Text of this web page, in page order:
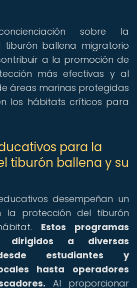
sobre la
tiburón ballena migratorio
a la promoción de
más efectivas y al
áreas marinas protegidas
los hábitats críticos para
para la
tiburón ballena y su
desempeñan un
la protección del tiburón
Estos programas
dirigidos a diversas
estudiantes y
hasta operadores
Al proporcionar